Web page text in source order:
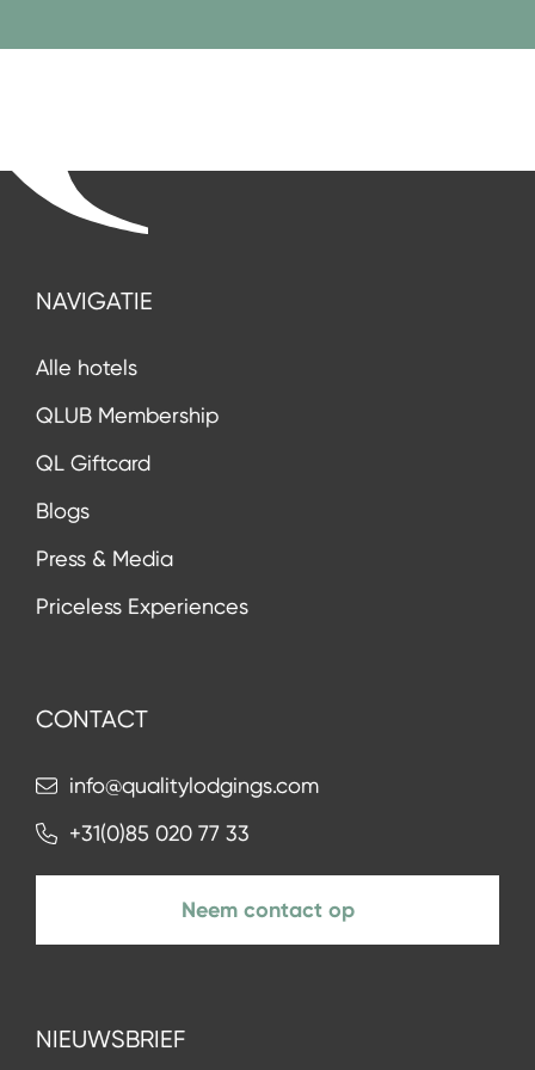
NAVIGATIE
Alle hotels
QLUB Membership
QL Giftcard
Blogs
Press & Media
Priceless Experiences
CONTACT
info@qualitylodgings.com
+31(0)85 020 77 33
Neem contact op
NIEUWSBRIEF